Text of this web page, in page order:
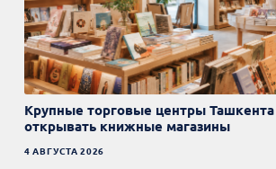
Крупные торговые центры
открывать книжные магазины
4 АВГУСТА 2026